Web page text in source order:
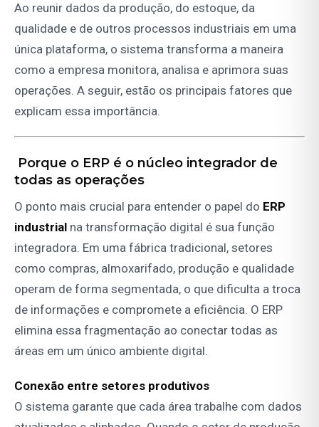
Ao reunir dados da produção, do estoque, da
qualidade e de outros processos industriais em uma
única plataforma, o sistema transforma a maneira
como a empresa monitora, analisa e aprimora suas
operações. A seguir, estão os principais fatores que
explicam essa importância.
Porque o ERP é o núcleo integrador de
todas as operações
O ponto mais crucial para entender o papel do ERP
industrial na transformação digital é sua função
integradora. Em uma fábrica tradicional, setores
como compras, almoxarifado, produção e qualidade
operam de forma segmentada, o que dificulta a troca
de informações e compromete a eficiência. O ERP
elimina essa fragmentação ao conectar todas as
áreas em um único ambiente digital.
Conexão entre setores produtivos
O sistema garante que cada área trabalhe com dados